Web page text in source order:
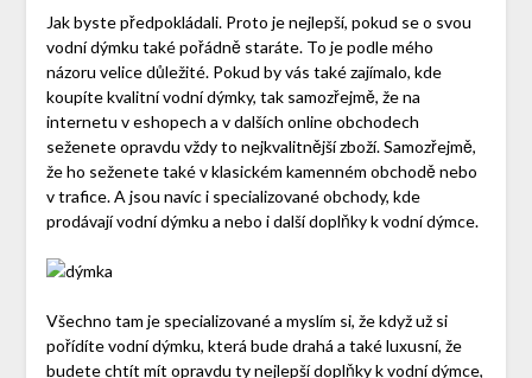
Jak byste předpokládali. Proto je nejlepší, pokud se o svou
vodní dýmku také pořádně staráte. To je podle mého
názoru velice důležité. Pokud by vás také zajímalo, kde
koupíte kvalitní vodní dýmky, tak samozřejmě, že na
internetu v eshopech a v dalších online obchodech
seženete opravdu vždy to nejkvalitnější zboží. Samozřejmě,
že ho seženete také v klasickém kamenném obchodě nebo
v trafice. A jsou navíc i specializované obchody, kde
prodávají vodní dýmku a nebo i další doplňky k vodní dýmce.
Všechno tam je specializované a myslím si, že když už si
pořídíte vodní dýmku, která bude drahá a také luxusní, že
budete chtít mít opravdu ty nejlepší doplňky k vodní dýmce,